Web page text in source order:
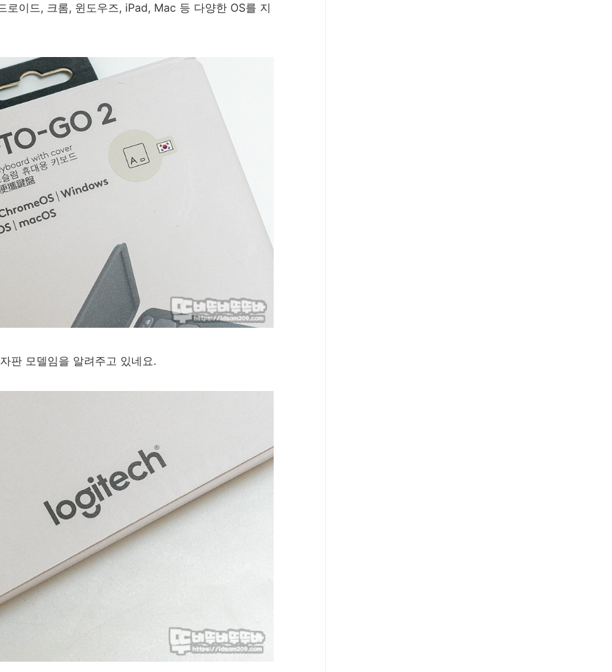
로이드, 크롬, 윈도우즈, iPad, Mac 등 다양한 OS를 지
판 모델임을 알려주고 있네요.